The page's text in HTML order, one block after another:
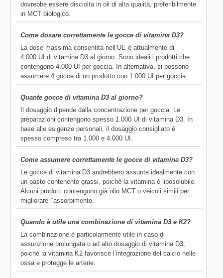
dovrebbe essere disciolta in oli di alta qualità, preferibilmente
in MCT biologico.
Come dosare correttamente le gocce di vitamina D3?
La dose massima consentita nell’UE è attualmente di
4.000 UI di vitamina D3 al giorno. Sono ideali i prodotti che
contengono 4.000 UI per goccia. In alternativa, si possono
assumere 4 gocce di un prodotto con 1.000 UI per goccia.
Quante gocce di vitamina D3 al giorno?
Il dosaggio dipende dalla concentrazione per goccia. Le
preparazioni contengono spesso 1.000 UI di vitamina D3. In
base alle esigenze personali, il dosaggio consigliato è
spesso compreso tra 1.000 e 4.000 UI.
Come assumere correttamente le gocce di vitamina D3?
Le gocce di vitamina D3 andrebbero assunte idealmente con
un pasto contenente grassi, poiché la vitamina è liposolubile.
Alcuni prodotti contengono già olio MCT o veicoli simili per
migliorare l’assorbimento.
Quando è utile una combinazione di vitamina D3 e K2?
La combinazione è particolarmente utile in caso di
assunzione prolungata o ad alto dosaggio di vitamina D3,
poiché la vitamina K2 favorisce l’integrazione del calcio nelle
ossa e protegge le arterie.